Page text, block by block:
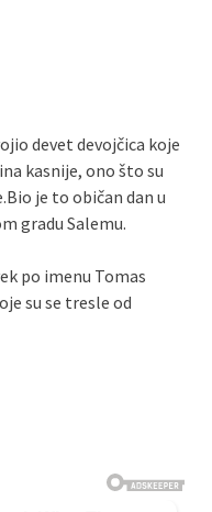
devet devojčica koje
kasnije, ono što su
je to običan dan u
gradu Salemu.
po imenu Tomas
su se tresle od